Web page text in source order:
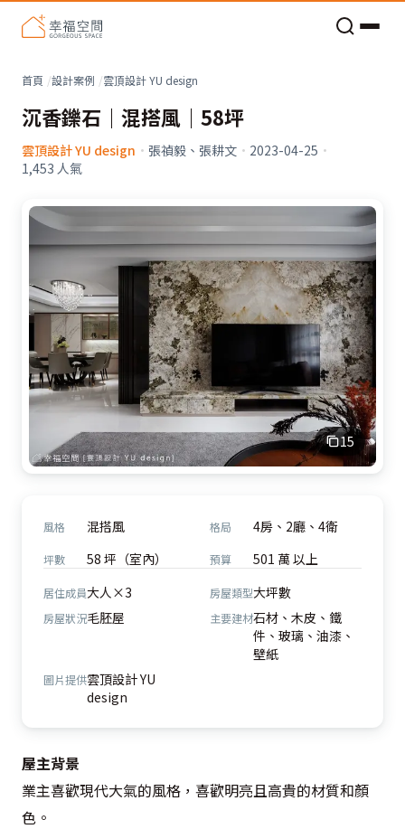
首頁 設計案例 雲頂設計 YU design
沉香鑠石｜混搭風｜58坪
雲頂設計 YU design · 張禎毅、張耕文 · 2023-04-25 ·
1,453 人氣
15
風格 混搭風 格局 4房、2廳、4衛
坪數 58 坪（室內） 預算 501 萬 以上
居住成員大人×3 房屋類型大坪數
房屋狀況毛胚屋 主要建材石材、木皮、鐵
件、玻璃、油漆、
壁紙
圖片提供雲頂設計 YU
design
屋主背景
業主喜歡現代大氣的風格，喜歡明亮且高貴的材質和顏
色。